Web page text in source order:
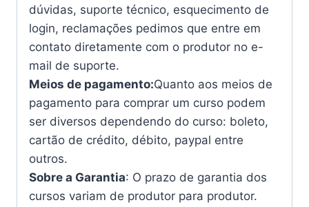
dúvidas, suporte técnico, esquecimento de
login, reclamações pedimos que entre em
contato diretamente com o produtor no e-
mail de suporte.
Meios de pagamento:Quanto aos meios de
pagamento para comprar um curso podem
ser diversos dependendo do curso: boleto,
cartão de crédito, débito, paypal entre
outros.
Sobre a Garantia: O prazo de garantia dos
cursos variam de produtor para produtor.